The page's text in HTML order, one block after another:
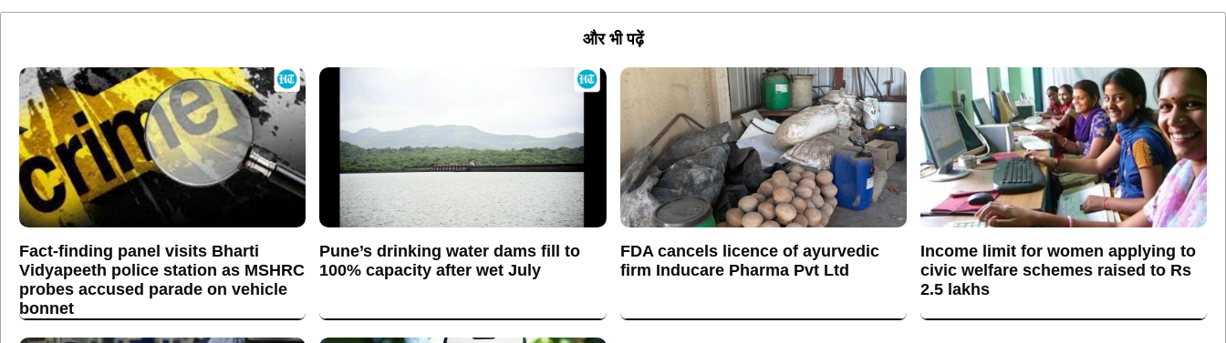
और भी पढ़ें
Fact-finding panel visits Bharti
Vidyapeeth police station as MSHRC
probes accused parade on vehicle
bonnet
Pune’s drinking water dams fill to
100% capacity after wet July
FDA cancels licence of ayurvedic
firm Inducare Pharma Pvt Ltd
Income limit for women applying to
civic welfare schemes raised to Rs
2.5 lakhs